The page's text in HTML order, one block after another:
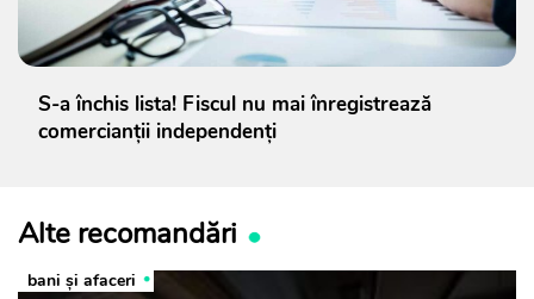
S-a închis lista! Fiscul nu mai înregistrează
comercianții independenți
Alte recomandări
bani și afaceri